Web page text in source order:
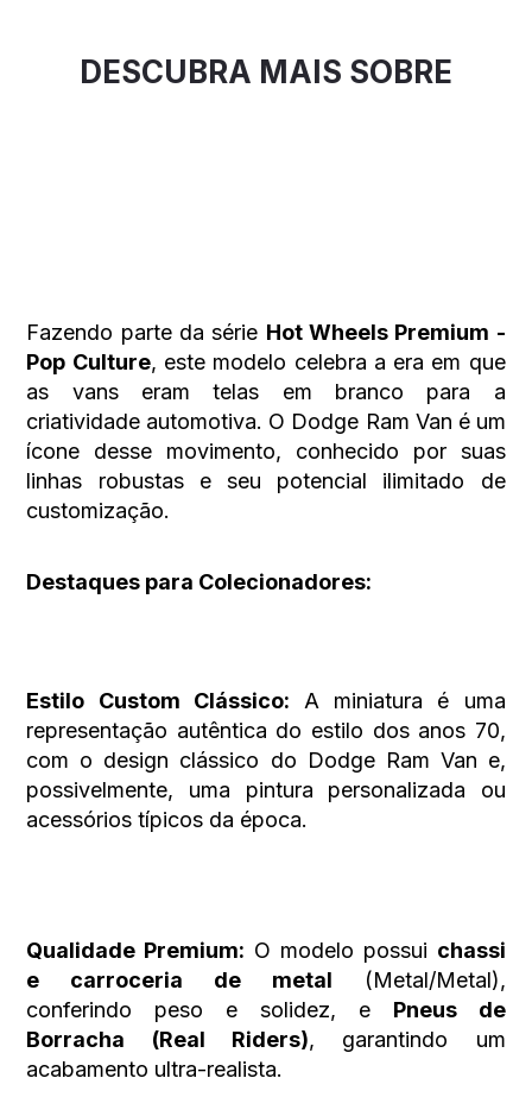
DESCUBRA MAIS SOBRE
Fazendo parte da série Hot Wheels Premium -
Pop Culture, este modelo celebra a era em que
as vans eram telas em branco para a
criatividade automotiva. O Dodge Ram Van é um
ícone desse movimento, conhecido por suas
linhas robustas e seu potencial ilimitado de
customização.
Destaques para Colecionadores:
Estilo Custom Clássico: A miniatura é uma
representação autêntica do estilo dos anos 70,
com o design clássico do Dodge Ram Van e,
possivelmente, uma pintura personalizada ou
acessórios típicos da época.
Qualidade Premium: O modelo possui chassi
e carroceria de metal (Metal/Metal),
conferindo peso e solidez, e Pneus de
Borracha (Real Riders), garantindo um
acabamento ultra-realista.